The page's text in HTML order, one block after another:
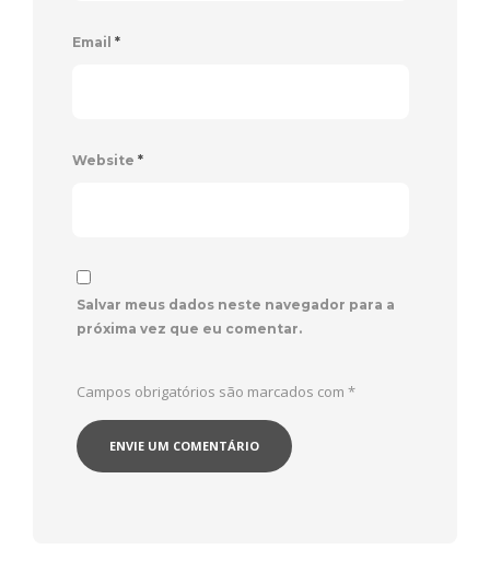
Email *
Website *
Salvar meus dados neste navegador para a
próxima vez que eu comentar.
Campos obrigatórios são marcados com *